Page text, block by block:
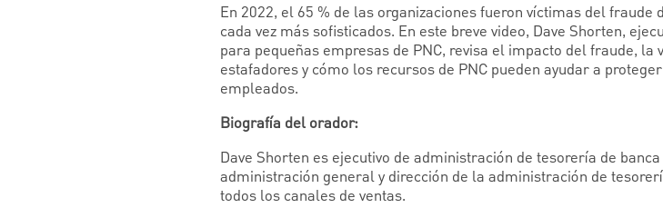
En 2022, el 65 % de las organizaciones fueron víctimas del fraude
cada vez más sofisticados. En este breve video, Dave Shorten,
para pequeñas empresas de PNC, revisa el impacto del fraude,
estafadores y cómo los recursos de PNC pueden ayudar a
empleados.
Biografía del orador:
Dave Shorten es ejecutivo de administración de tesorería de
administración general y dirección de la administración de
todos los canales de ventas.